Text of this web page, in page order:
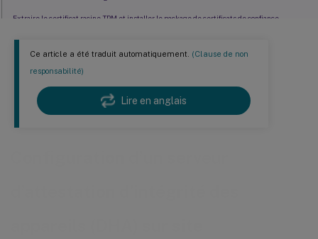
Ce article a été traduit automatiquement. (Clause de non
responsabilité)
Lire en anglais
Extraire le certificat racine TPM et installer le package de certificats de confiance
Configurer le service DHA